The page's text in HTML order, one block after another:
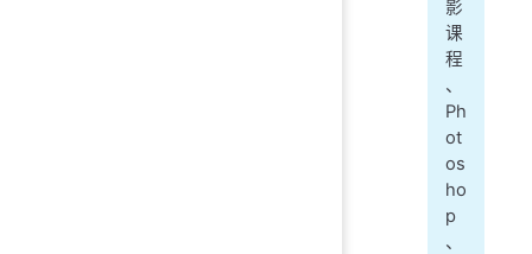
影
课
程
、
Ph
ot
os
ho
p
、